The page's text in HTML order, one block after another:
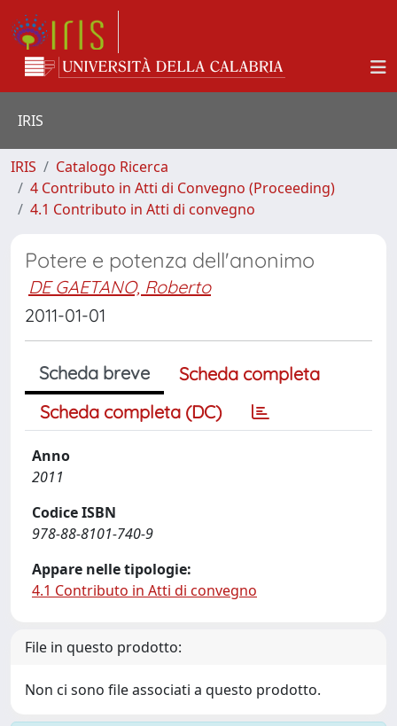
IRIS
IRIS
Catalogo Ricerca
4 Contributo in Atti di Convegno (Proceeding)
4.1 Contributo in Atti di convegno
Potere e potenza dell'anonimo
DE GAETANO, Roberto
2011-01-01
Scheda breve
Scheda completa
Scheda completa (DC)
Anno
2011
Codice ISBN
978-88-8101-740-9
Appare nelle tipologie:
4.1 Contributo in Atti di convegno
File in questo prodotto:
Non ci sono file associati a questo prodotto.